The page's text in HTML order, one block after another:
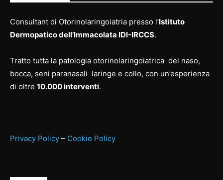
Consultant di Otorinolaringoiatria presso l’Istituto
Dermopatico dell’Immacolata IDI-IRCCS.
Tratto tutta la patologia otorinolaringoiatrica del naso,
bocca, seni paranasali laringe e collo, con un’esperienza
di oltre 10.000 interventi.
Privacy Policy – Cookie Policy